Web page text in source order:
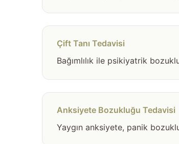
Çift Tanı Tedavisi
Bağımlılık ile psikiyatrik
Anksiyete Bozukluğu Tedavisi
Yaygın anksiyete, panik